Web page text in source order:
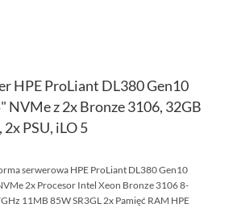
HPE ProLiant DL380 Gen10
NVMe z 2x Bronze 3106, 32GB
2x PSU, iLO 5
serwerowa HPE ProLiant DL380 Gen10
2x Procesor Intel Xeon Bronze 3106 8-
11MB 85W SR3GL 2x Pamięć RAM HPE